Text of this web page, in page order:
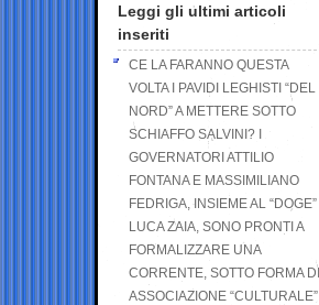
Leggi gli ultimi articoli
inseriti
CE LA FARANNO QUESTA
VOLTA I PAVIDI LEGHISTI “DEL
NORD” A METTERE SOTTO
SCHIAFFO SALVINI? I
GOVERNATORI ATTILIO
FONTANA E MASSIMILIANO
FEDRIGA, INSIEME AL “DOGE”
LUCA ZAIA, SONO PRONTI A
FORMALIZZARE UNA
CORRENTE, SOTTO FORMA DI
ASSOCIAZIONE “CULTURALE”